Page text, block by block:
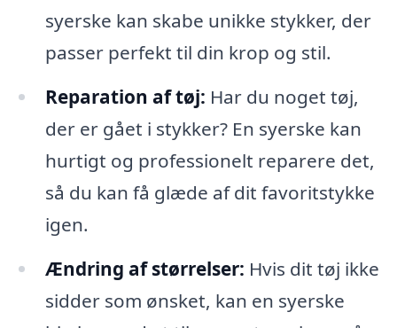
syerske kan skabe unikke stykker, der
passer perfekt til din krop og stil.
Reparation af tøj: Har du noget tøj,
der er gået i stykker? En syerske kan
hurtigt og professionelt reparere det,
så du kan få glæde af dit favoritstykke
igen.
Ændring af størrelser: Hvis dit tøj ikke
sidder som ønsket, kan en syerske